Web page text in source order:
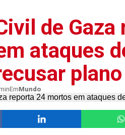
de
ataques
EmMundo